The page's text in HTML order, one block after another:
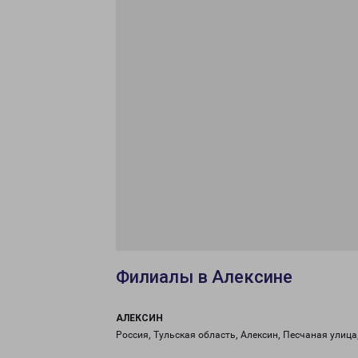
Филиалы в Алексине
АЛЕКСИН
Россия, Тульская область, Алексин, Песчаная